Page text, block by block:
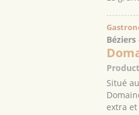
Situé
extra